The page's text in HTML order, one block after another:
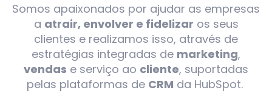
Somos apaixonados por ajudar as empresas
a atrair, envolver e fidelizar os seus
clientes e realizamos isso, através de
estratégias integradas de marketing,
vendas e serviço ao cliente, suportadas
pelas plataformas de CRM da HubSpot.